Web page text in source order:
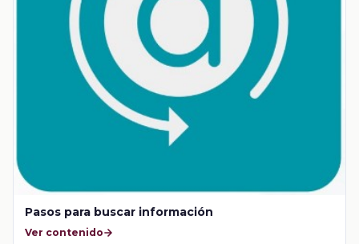
Pasos para buscar información
Ver contenido